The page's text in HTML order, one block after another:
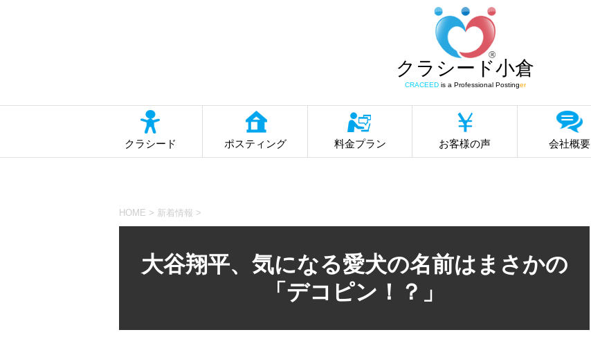
クラシード小倉
CRACEEDis a Professional Postinger
クラシード ポスティング 料金プラン お客様の声 会社概要
HOME > 新着情報 >
大谷翔平、気になる愛犬の名前はまさかの
「デコピン！？」